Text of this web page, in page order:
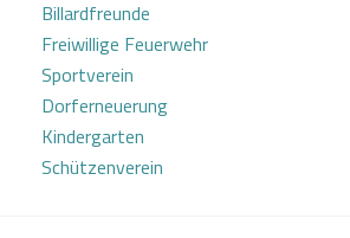
Billardfreunde
Freiwillige Feuerwehr
Sportverein
Dorferneuerung
Kindergarten
Schützenverein